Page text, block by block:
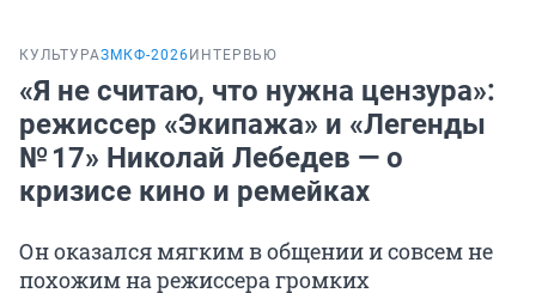
КУЛЬТУРАЗМКФ-2026 ИНТЕРВЬЮ
«Я не считаю, что нужна цензура»:
режиссер «Экипажа» и «Легенды
№ 17» Николай Лебедев — о
кризисе кино и ремейках
Он оказался мягким в общении и совсем не
похожим на режиссера громких